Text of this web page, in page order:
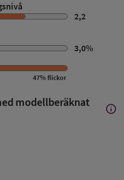
2,2
3,0%
47%flickor
modellberäknat
Visa
info